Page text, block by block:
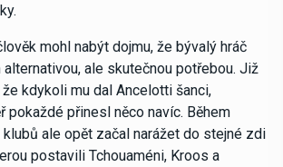
mohl nabýt dojmu, že bývalý hráč
alternativou, ale skutečnou potřebou. Již
kdykoli mu dal Ancelotti šanci,
pokaždé přinesl něco navíc. Během
ale opět začal narážet do stejné zdi
postavili Tchouaméni, Kroos a